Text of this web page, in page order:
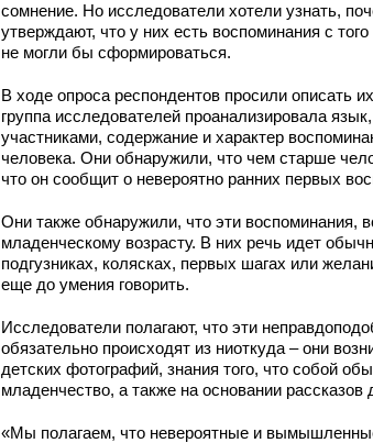
сомнение. Но исследователи хотели узнать,
утверждают, что у них есть воспоминания с
не могли бы сформироваться.
В ходе опроса респондентов просили описать
группа исследователей проанализировала
участниками, содержание и характер
человека. Они обнаружили, что чем старше
что он сообщит о невероятно ранних первых
Они также обнаружили, что эти воспоминания,
младенческому возрасту. В них речь идет
подгузниках, колясках, первых шагах или
еще до умения говорить.
Исследователи полагают, что эти
обязательно происходят из ниоткуда – они
детских фотографий, знания того, что собой
младенчество, а также на основании рассказов
«Мы полагаем, что невероятные и